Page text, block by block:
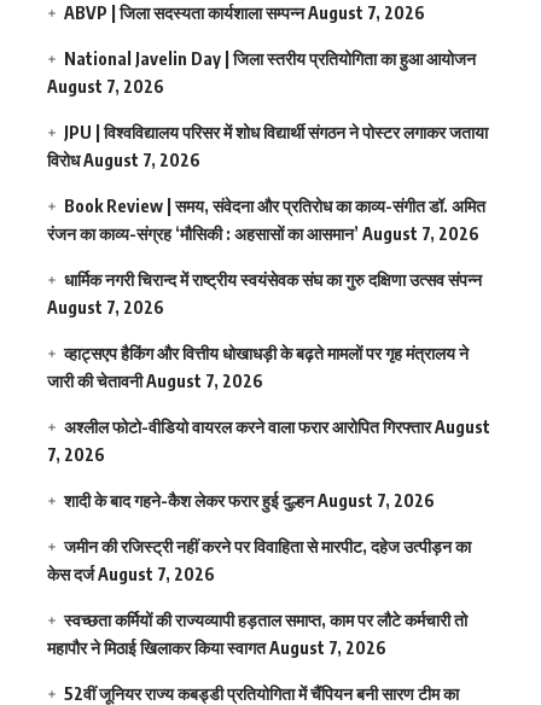
ABVP | जिला सदस्यता कार्यशाला सम्पन्नAugust 7, 2026
National Javelin Day | जिला स्तरीय प्रतियोगिता का हुआ आयोजन
August 7, 2026
JPU | विश्वविद्यालय परिसर में शोध विद्यार्थी संगठन ने पोस्टर लगाकर जताया
विरोधAugust 7, 2026
Book Review | समय, संवेदना और प्रतिरोध का काव्य-संगीत डॉ. अमित
रंजन का काव्य-संग्रह ‘मौसिकी : अहसासों का आसमान’ August 7, 2026
धार्मिक नगरी चिरान्द में राष्ट्रीय स्वयंसेवक संघ का गुरु दक्षिणा उत्सव संपन्न
August 7, 2026
व्हाट्सएप हैकिंग और वित्तीय धोखाधड़ी के बढ़ते मामलों पर गृह मंत्रालय ने
जारी की चेतावनीAugust 7, 2026
अश्लील फोटो-वीडियो वायरल करने वाला फरार आरोपित गिरफ्तारAugust
7, 2026
शादी के बाद गहने-कैश लेकर फरार हुई दुल्हनAugust 7, 2026
जमीन की रजिस्ट्री नहीं करने पर विवाहिता से मारपीट, दहेज उत्पीड़न का
केस दर्जAugust 7, 2026
स्वच्छता कर्मियों की राज्यव्यापी हड़ताल समाप्त, काम पर लौटे कर्मचारी तो
महापौर ने मिठाई खिलाकर किया स्वागतAugust 7, 2026
52वीं जूनियर राज्य कबड्डी प्रतियोगिता में चैंपियन बनी सारण टीम का